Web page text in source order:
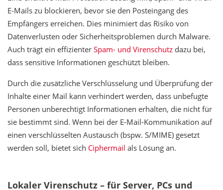
E-Mails zu blockieren, bevor sie den Posteingang des
Empfängers erreichen. Dies minimiert das Risiko von
Datenverlusten oder Sicherheitsproblemen durch Malware.
Auch trägt ein effizienter Spam- und Virenschutz dazu bei,
dass sensitive Informationen geschützt bleiben.
Durch die zusätzliche Verschlüsselung und Überprüfung der
Inhalte einer Mail kann verhindert werden, dass unbefugte
Personen unberechtigt Informationen erhalten, die nicht für
sie bestimmt sind. Wenn bei der E-Mail-Kommunikation auf
einen verschlüsselten Austausch (bspw. S/MIME) gesetzt
werden soll, bietet sich Ciphermail als Lösung an.
Lokaler Virenschutz – für Server, PCs und